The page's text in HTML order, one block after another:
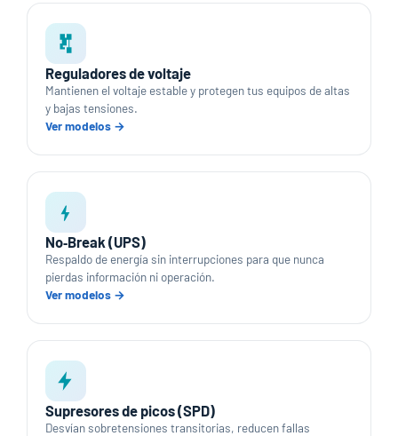
Reguladores de voltaje
Mantienen el voltaje estable y protegen tus equipos de altas
y bajas tensiones.
Ver modelos →
No‑Break (UPS)
Respaldo de energía sin interrupciones para que nunca
pierdas información ni operación.
Ver modelos →
Supresores de picos (SPD)
Desvían sobretensiones transitorias, reducen fallas